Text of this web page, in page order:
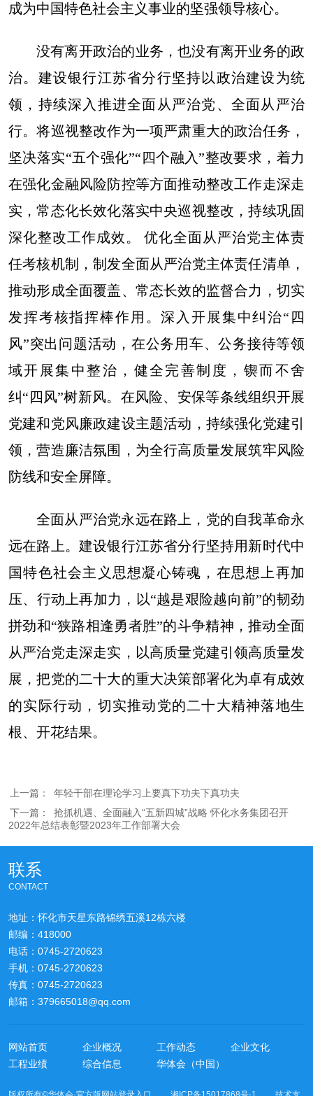
成为中国特色社会主义事业的坚强领导核心。
没有离开政治的业务，也没有离开业务的政
治。建设银行江苏省分行坚持以政治建设为统
领，持续深入推进全面从严治党、全面从严治
行。将巡视整改作为一项严肃重大的政治任务，
坚决落实“五个强化”“四个融入”整改要求，着力
在强化金融风险防控等方面推动整改工作走深走
实，常态化长效化落实中央巡视整改，持续巩固
深化整改工作成效。 优化全面从严治党主体责
任考核机制，制发全面从严治党主体责任清单，
推动形成全面覆盖、常态长效的监督合力，切实
发挥考核指挥棒作用。深入开展集中纠治“四
风”突出问题活动，在公务用车、公务接待等领
域开展集中整治，健全完善制度，锲而不舍
纠“四风”树新风。在风险、安保等条线组织开展
党建和党风廉政建设主题活动，持续强化党建引
领，营造廉洁氛围，为全行高质量发展筑牢风险
防线和安全屏障。
全面从严治党永远在路上，党的自我革命永
远在路上。建设银行江苏省分行坚持用新时代中
国特色社会主义思想凝心铸魂，在思想上再加
压、行动上再加力，以“越是艰险越向前”的韧劲
拼劲和“狭路相逢勇者胜”的斗争精神，推动全面
从严治党走深走实，以高质量党建引领高质量发
展，把党的二十大的重大决策部署化为卓有成效
的实际行动，切实推动党的二十大精神落地生
根、开花结果。
上一篇：
年轻干部在理论学习上要真下功夫下真功夫
下一篇：
抢抓机遇、全面融入“五新四城”战略 怀化水务集团召开
2022年总结表彰暨2023年工作部署大会
联系
CONTACT
地址：怀化市天星东路锦绣五溪12栋六楼
邮编：418000
电话：0745-2720623
手机：0745-2720623
传真：0745-2720623
邮箱：379665018@qq.com
网站首页 企业概况 工作动态
企业文化
工程业绩
综合信息 华体会（中国）